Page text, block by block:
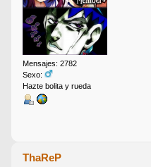
Mensajes: 2782
Sexo:
Hazte bolita y rueda
ThaReP